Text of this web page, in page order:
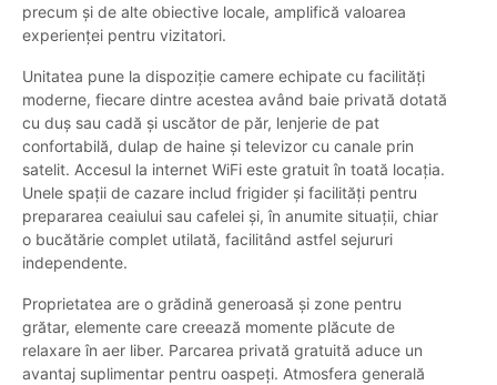
precum și de alte obiective locale, amplifică valoarea
experienței pentru vizitatori.
Unitatea pune la dispoziție camere echipate cu facilități
moderne, fiecare dintre acestea având baie privată dotată
cu duș sau cadă și uscător de păr, lenjerie de pat
confortabilă, dulap de haine și televizor cu canale prin
satelit. Accesul la internet WiFi este gratuit în toată locația.
Unele spații de cazare includ frigider și facilități pentru
prepararea ceaiului sau cafelei și, în anumite situații, chiar
o bucătărie complet utilată, facilitând astfel sejururi
independente.
Proprietatea are o grădină generoasă și zone pentru
grătar, elemente care creează momente plăcute de
relaxare în aer liber. Parcarea privată gratuită aduce un
avantaj suplimentar pentru oaspeți. Atmosfera generală